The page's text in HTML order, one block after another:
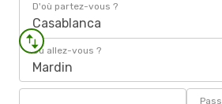
D'où partez-vous ?
Casablanca
Où allez-vous ?
Mardin